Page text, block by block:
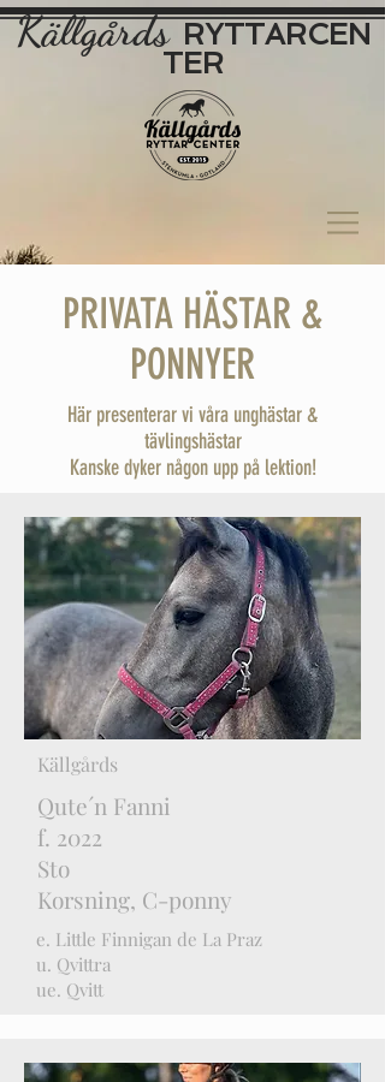
Källgårds RYTTARCEN
TER
PRIVATA HÄSTAR &
PONNYER
Här presenterar vi våra unghästar &
tävlingshästar
Kanske dyker någon upp på lektion!
Källgårds
Qute´n Fanni
f. 2022
Sto
Korsning, C-ponny
e. Little Finnigan de La Praz
u. Qvittra
ue. Qvitt